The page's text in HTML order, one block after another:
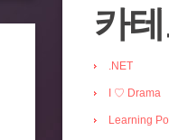
카
.NET
I ♡ Drama
Learning